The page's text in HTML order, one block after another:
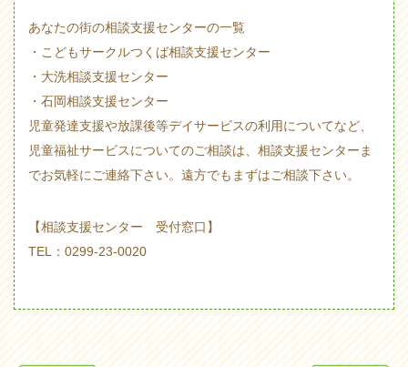
あなたの街の相談支援センターの一覧
・こどもサークルつくば相談支援センター
・大洗相談支援センター
・石岡相談支援センター
児童発達支援や放課後等デイサービスの利用についてなど、
児童福祉サービスについてのご相談は、相談支援センターま
でお気軽にご連絡下さい。遠方でもまずはご相談下さい。
【相談支援センター 受付窓口】
TEL：0299-23-0020